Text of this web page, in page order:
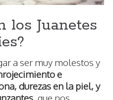
los Juanetes
a ser muy molestos y
e
durezas en la piel, y
, que nos